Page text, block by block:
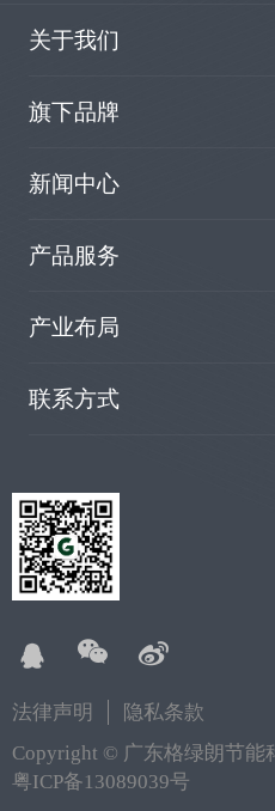
关于我们
旗下品牌
新闻中心
产品服务
产业布局
联系方式
法律声明
隐私条款
Copyright © 广东格绿朗节能
粤ICP备13089039号